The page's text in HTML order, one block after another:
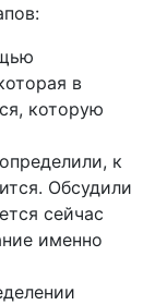
в
которую
к
Обсудили
сейчас
именно